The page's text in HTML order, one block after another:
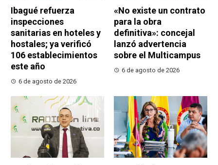
Ibagué refuerza
inspecciones
sanitarias en hoteles y
hostales; ya verificó
106 establecimientos
este año
6 de agosto de 2026
«No existe un contrato
para la obra
definitiva»: concejal
lanzó advertencia
sobre el Multicampus
6 de agosto de 2026